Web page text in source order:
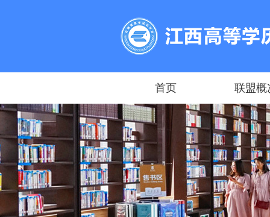
首页 联盟概